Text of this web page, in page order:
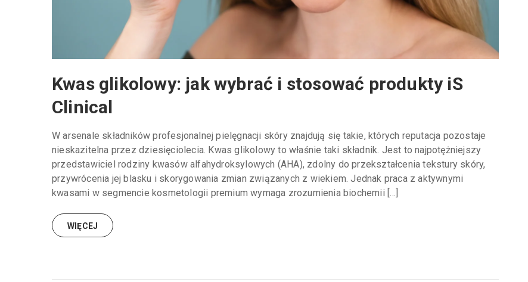
Kwas glikolowy: jak wybrać i stosować produkty iS
Clinical
W arsenale składników profesjonalnej pielęgnacji skóry znajdują się takie, których reputacja pozostaje
nieskazitelna przez dziesięciolecia. Kwas glikolowy to właśnie taki składnik. Jest to najpotężniejszy
przedstawiciel rodziny kwasów alfahydroksylowych (AHA), zdolny do przekształcenia tekstury skóry,
przywrócenia jej blasku i skorygowania zmian związanych z wiekiem. Jednak praca z aktywnymi
kwasami w segmencie kosmetologii premium wymaga zrozumienia biochemii […]
WIĘCEJ